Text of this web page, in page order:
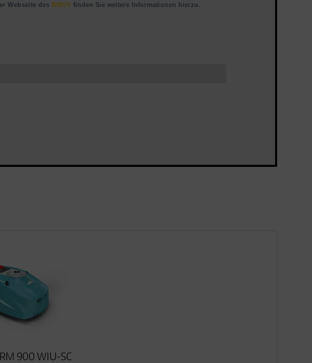
Webseite des BMUV finden Sie weitere Informationen hierzu.
900 WIU-SC